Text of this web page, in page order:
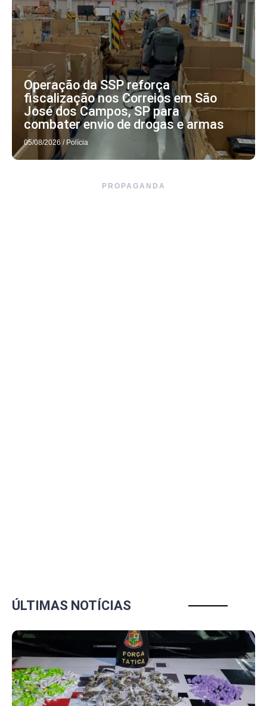
Operação da SSP reforça
fiscalização nos Correios em São
José dos Campos, SP para
combater envio de drogas e armas
05/08/2026 / Polícia
PROPAGANDA
ÚLTIMAS NOTÍCIAS